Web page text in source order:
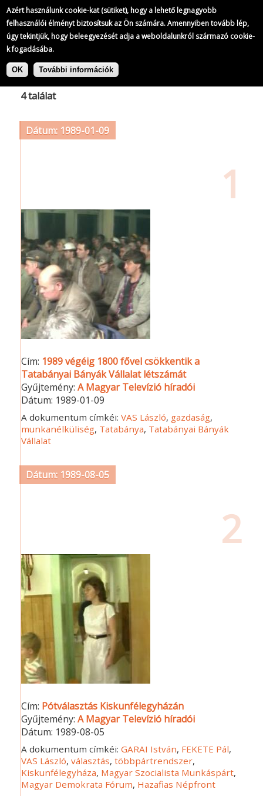
Azért használunk cookie-kat (sütiket), hogy a lehető legnagyobb
felhasználói élményt biztosítsuk az Ön számára. Amennyiben tovább lép,
úgy tekintjük, hogy beleegyezését adja a weboldalunkról származó cookie-
k fogadásába.
OK További információk
Ugrás
Címke: VAS László
4 találat
Dátum: 1989-01-09
1
Cím: 1989 végéig 1800 fővel csökkentik a
Tatabányai Bányák Vállalat létszámát
Gyűjtemény:A Magyar Televízió híradói
Dátum: 1989-01-09
A dokumentum címkéi:VAS László, gazdaság,
munkanélküliség, Tatabánya, Tatabányai Bányák
Vállalat
Dátum: 1989-08-05
2
Cím: Pótválasztás Kiskunfélegyházán
Gyűjtemény:A Magyar Televízió híradói
Dátum: 1989-08-05
A dokumentum címkéi:GARAI István, FEKETE Pál,
VAS László,választás,többpártrendszer,
Kiskunfélegyháza, Magyar Szocialista Munkáspárt,
Magyar Demokrata Fórum, Hazafias Népfront